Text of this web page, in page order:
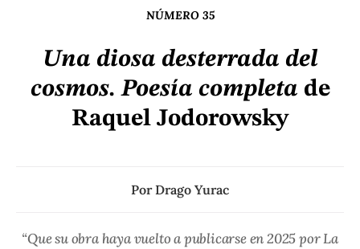
NÚMERO 35
Una diosa desterrada del
cosmos. Poesía completa de
Raquel Jodorowsky
PorDrago Yurac
“Que su obra haya vuelto a publicarse en 2025 por La